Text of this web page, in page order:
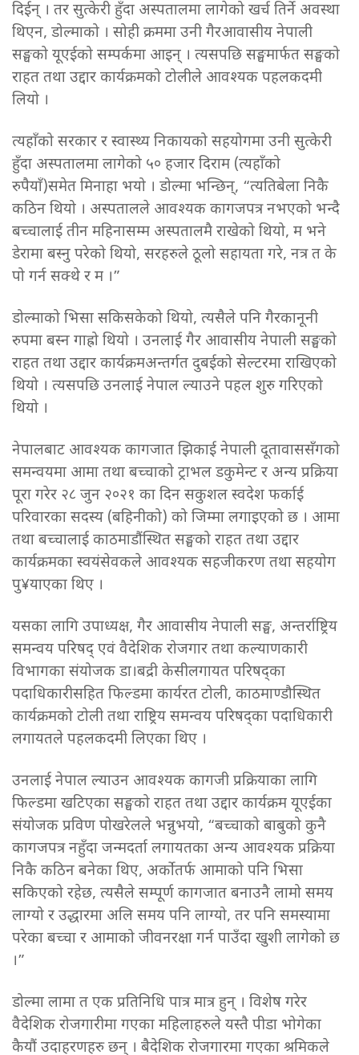
दिईन् । तर सुत्केरी हुँदा अस्पतालमा लागेको खर्च तिर्ने अवस्था
थिएन, डोल्माको । सोही क्रममा उनी गैरआवासीय नेपाली
सङ्घको यूएईको सम्पर्कमा आइन् । त्यसपछि सङ्घमार्फत सङ्घको
राहत तथा उद्दार कार्यक्रमको टोलीले आवश्यक पहलकदमी
लियो ।
त्यहाँको सरकार र स्वास्थ्य निकायको सहयोगमा उनी सुत्केरी
हुँदा अस्पतालमा लागेको ५० हजार दिराम (त्यहाँको
रुपैयाँ)समेत मिनाहा भयो । डोल्मा भन्छिन्, “त्यतिबेला निकै
कठिन थियो । अस्पतालले आवश्यक कागजपत्र नभएको भन्दै
बच्चालाई तीन महिनासम्म अस्पतालमै राखेको थियो, म भने
डेरामा बस्नु परेको थियो, सरहरुले ठूलो सहायता गरे, नत्र त के
पो गर्न सक्थे र म ।”
डोल्माको भिसा सकिसकेको थियो, त्यसैले पनि गैरकानूनी
रुपमा बस्न गाह्रो थियो । उनलाई गैर आवासीय नेपाली सङ्घको
राहत तथा उद्दार कार्यक्रमअन्तर्गत दुबईको सेल्टरमा राखिएको
थियो । त्यसपछि उनलाई नेपाल ल्याउने पहल शुरु गरिएको
थियो ।
नेपालबाट आवश्यक कागजात झिकाई नेपाली दूतावाससँगको
समन्वयमा आमा तथा बच्चाको ट्राभल डकुमेन्ट र अन्य प्रक्रिया
पूरा गरेर २८ जुन २०२१ का दिन सकुशल स्वदेश फर्काई
परिवारका सदस्य (बहिनीको) को जिम्मा लगाइएको छ । आमा
तथा बच्चालाई काठमाडौंस्थित सङ्घको राहत तथा उद्दार
कार्यक्रमका स्वयंसेवकले आवश्यक सहजीकरण तथा सहयोग
पु¥याएका थिए ।
यसका लागि उपाध्यक्ष, गैर आवासीय नेपाली सङ्घ, अन्तर्राष्ट्रिय
समन्वय परिषद् एवं वैदेशिक रोजगार तथा कल्याणकारी
विभागका संयोजक डा।बद्री केसीलगायत परिषद्का
पदाधिकारीसहित फिल्डमा कार्यरत टोली, काठमाण्डौस्थित
कार्यक्रमको टोली तथा राष्ट्रिय समन्वय परिषद्का पदाधिकारी
लगायतले पहलकदमी लिएका थिए ।
उनलाई नेपाल ल्याउन आवश्यक कागजी प्रक्रियाका लागि
फिल्डमा खटिएका सङ्घको राहत तथा उद्दार कार्यक्रम यूएईका
संयोजक प्रविण पोखरेलले भन्नुभयो, “बच्चाको बाबुको कुनै
कागजपत्र नहुँदा जन्मदर्ता लगायतका अन्य आवश्यक प्रक्रिया
निकै कठिन बनेका थिए, अर्कोतर्फ आमाको पनि भिसा
सकिएको रहेछ, त्यसैले सम्पूर्ण कागजात बनाउनै लामो समय
लाग्यो र उद्धारमा अलि समय पनि लाग्यो, तर पनि समस्यामा
परेका बच्चा र आमाको जीवनरक्षा गर्न पाउँदा खुशी लागेको छ
।”
डोल्मा लामा त एक प्रतिनिधि पात्र मात्र हुन् । विशेष गरेर
वैदेशिक रोजगारीमा गएका महिलाहरुले यस्तै पीडा भोगेका
कैयौं उदाहरणहरु छन् । बैदेशिक रोजगारमा गएका श्रमिकले